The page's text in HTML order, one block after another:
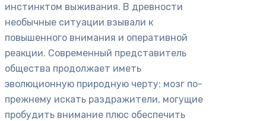
инстинктом выживания. В древности
необычные ситуации взывали к
повышенного внимания и оперативной
реакции. Современный представитель
общества продолжает иметь
эволюционную природную черту: мозг по-
прежнему искать раздражители, могущие
пробудить внимание плюс обеспечить